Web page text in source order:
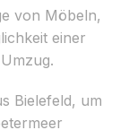
von Möbeln,
einer
Bielefeld, um